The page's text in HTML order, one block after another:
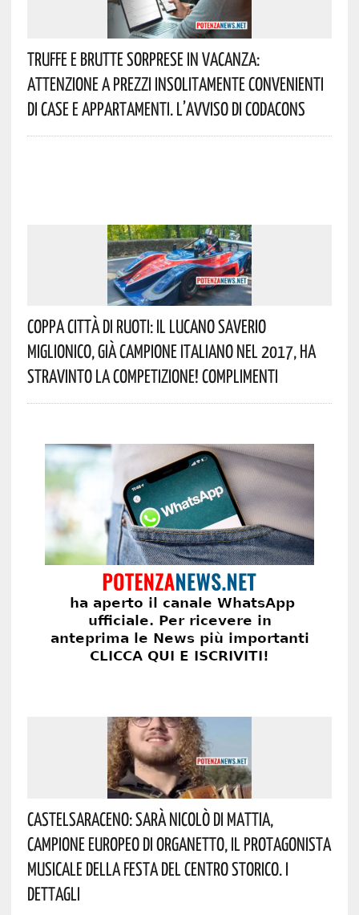
Truffe E Brutte Sorprese In Vacanza:
Attenzione A Prezzi Insolitamente Convenienti
Di Case E Appartamenti. L’avviso Di Codacons
Coppa Città Di Ruoti: Il Lucano Saverio
Miglionico, Già Campione Italiano Nel 2017, Ha
Stravinto La Competizione! Complimenti
Castelsaraceno: Sarà Nicolò Di Mattia,
Campione Europeo Di Organetto, Il Protagonista
Musicale Della Festa Del Centro Storico. I
Dettagli